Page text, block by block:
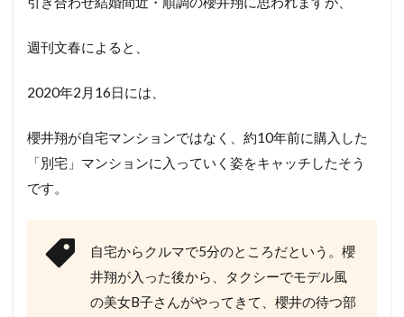
週刊文春によると、
2020年2月16日には、
櫻井翔が自宅マンションではなく、約10年前に購入した
「別宅」マンションに入っていく姿をキャッチしたそう
です。
自宅からクルマで5分のところだという。櫻
井翔が入った後から、タクシーでモデル風
の美女B子さんがやってきて、櫻井の待つ部